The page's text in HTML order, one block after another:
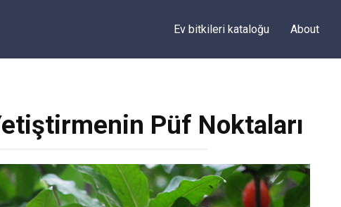
Ev bitkileri kataloğu About
Püf Noktaları